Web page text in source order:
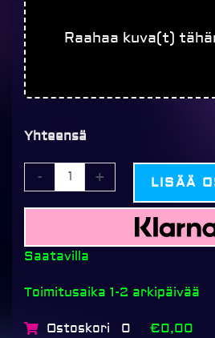
Raahaa kuva(t)
Yhteensä
- + LISÄÄ
Saatavilla
Toimitusaika 1-2 arkipäivää
Ostoskori 0 €0,00